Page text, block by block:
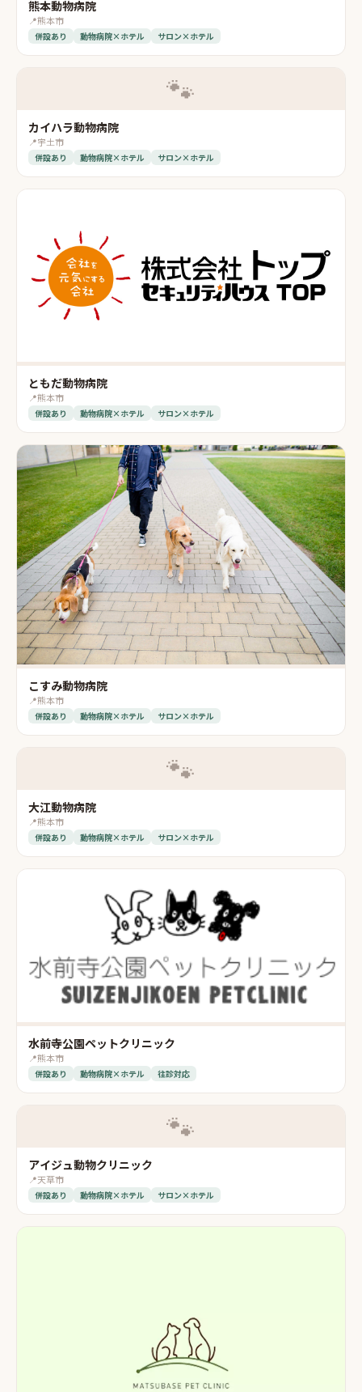
熊本動物病院
📍熊本市
併設あり 動物病院×ホテル サロン×ホテル
🐾
カイハラ動物病院
📍宇土市
併設あり 動物病院×ホテル サロン×ホテル
ともだ動物病院
📍熊本市
併設あり 動物病院×ホテル サロン×ホテル
こすみ動物病院
📍熊本市
併設あり 動物病院×ホテル サロン×ホテル
🐾
大江動物病院
📍熊本市
併設あり 動物病院×ホテル サロン×ホテル
水前寺公園ペットクリニック
📍熊本市
併設あり 動物病院×ホテル 往診対応
🐾
アイジュ動物クリニック
📍天草市
併設あり 動物病院×ホテル サロン×ホテル